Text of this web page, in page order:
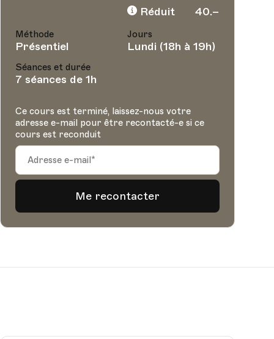
Réduit
40.–
Méthode
Présentiel
Jours
Lundi (18h à 19h)
Séances et durée
7 séances de 1h
Ce cours est terminé, laissez-nous votre
adresse e-mail pour être recontacté-e si ce
cours est reconduit